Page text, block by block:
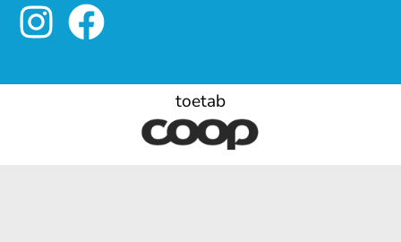
toetab